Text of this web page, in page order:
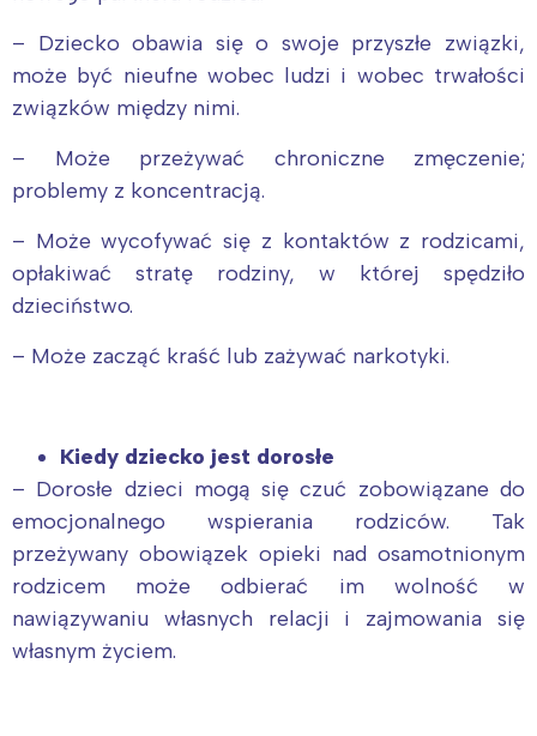
– Dziecko obawia się o swoje przyszłe związki,
może być nieufne wobec ludzi i wobec trwałości
związków między nimi.
– Może przeżywać chroniczne zmęczenie;
problemy z koncentracją.
– Może wycofywać się z kontaktów z rodzicami,
opłakiwać stratę rodziny, w której spędziło
dzieciństwo.
– Może zacząć kraść lub zażywać narkotyki.
Kiedy dziecko jest dorosłe
– Dorosłe dzieci mogą się czuć zobowiązane do
emocjonalnego wspierania rodziców. Tak
przeżywany obowiązek opieki nad osamotnionym
rodzicem może odbierać im wolność w
nawiązywaniu własnych relacji i zajmowania się
własnym życiem.